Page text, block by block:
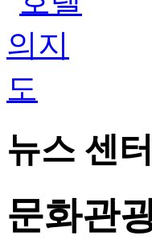
뉴스 센터
문화관